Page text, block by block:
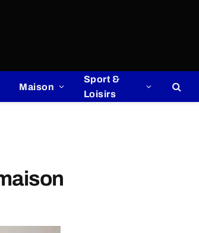
Maison
Sport &
Loisirs